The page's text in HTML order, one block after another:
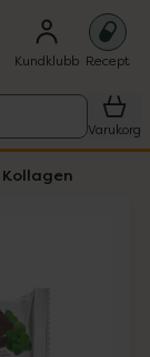
Kundklubb Recept
Varukorg
Kollagen